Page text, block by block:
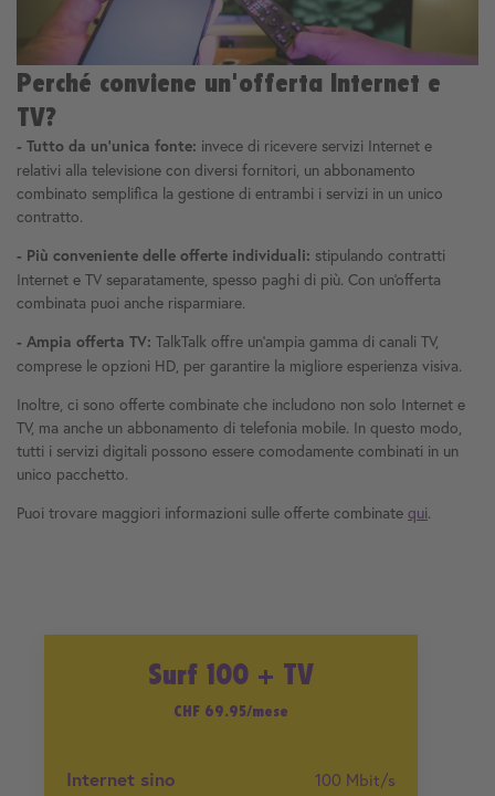
Perché conviene un'offerta Internet e
TV?
- Tutto da un'unica fonte: invece di ricevere servizi Internet e
relativi alla televisione con diversi fornitori, un abbonamento
combinato semplifica la gestione di entrambi i servizi in un unico
contratto.
- Più conveniente delle offerte individuali: stipulando contratti
Internet e TV separatamente, spesso paghi di più. Con un'offerta
combinata puoi anche risparmiare.
- Ampia offerta TV: TalkTalk offre un'ampia gamma di canali TV,
comprese le opzioni HD, per garantire la migliore esperienza visiva.
Inoltre, ci sono offerte combinate che includono non solo Internet e
TV, ma anche un abbonamento di telefonia mobile. In questo modo,
tutti i servizi digitali possono essere comodamente combinati in un
unico pacchetto.
Puoi trovare maggiori informazioni sulle offerte combinate qui.
Surf 100 + TV
CHF 69.95/mese
Internet sino 100 Mbit/s